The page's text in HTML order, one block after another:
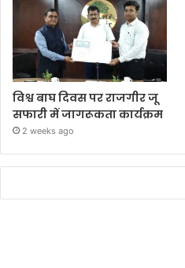
विश्व बाघ दिवस पर राजगीर जू
सफारी में जागरूकता कार्यक्रम
2 weeks ago